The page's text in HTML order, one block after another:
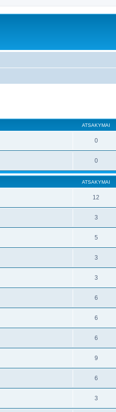
ATSAKYMAI
0
0
ATSAKYMAI
12
3
5
3
3
6
6
6
9
6
3